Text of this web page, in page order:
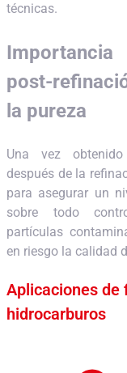
técnicas.
post-
la pureza
Una vez
después de la
para asegurar un
sobre todo
partículas
en riesgo la calidad
Aplicaciones de
hidrocarburos